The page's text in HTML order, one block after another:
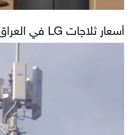
أسعار ثلاجات LG في العراق